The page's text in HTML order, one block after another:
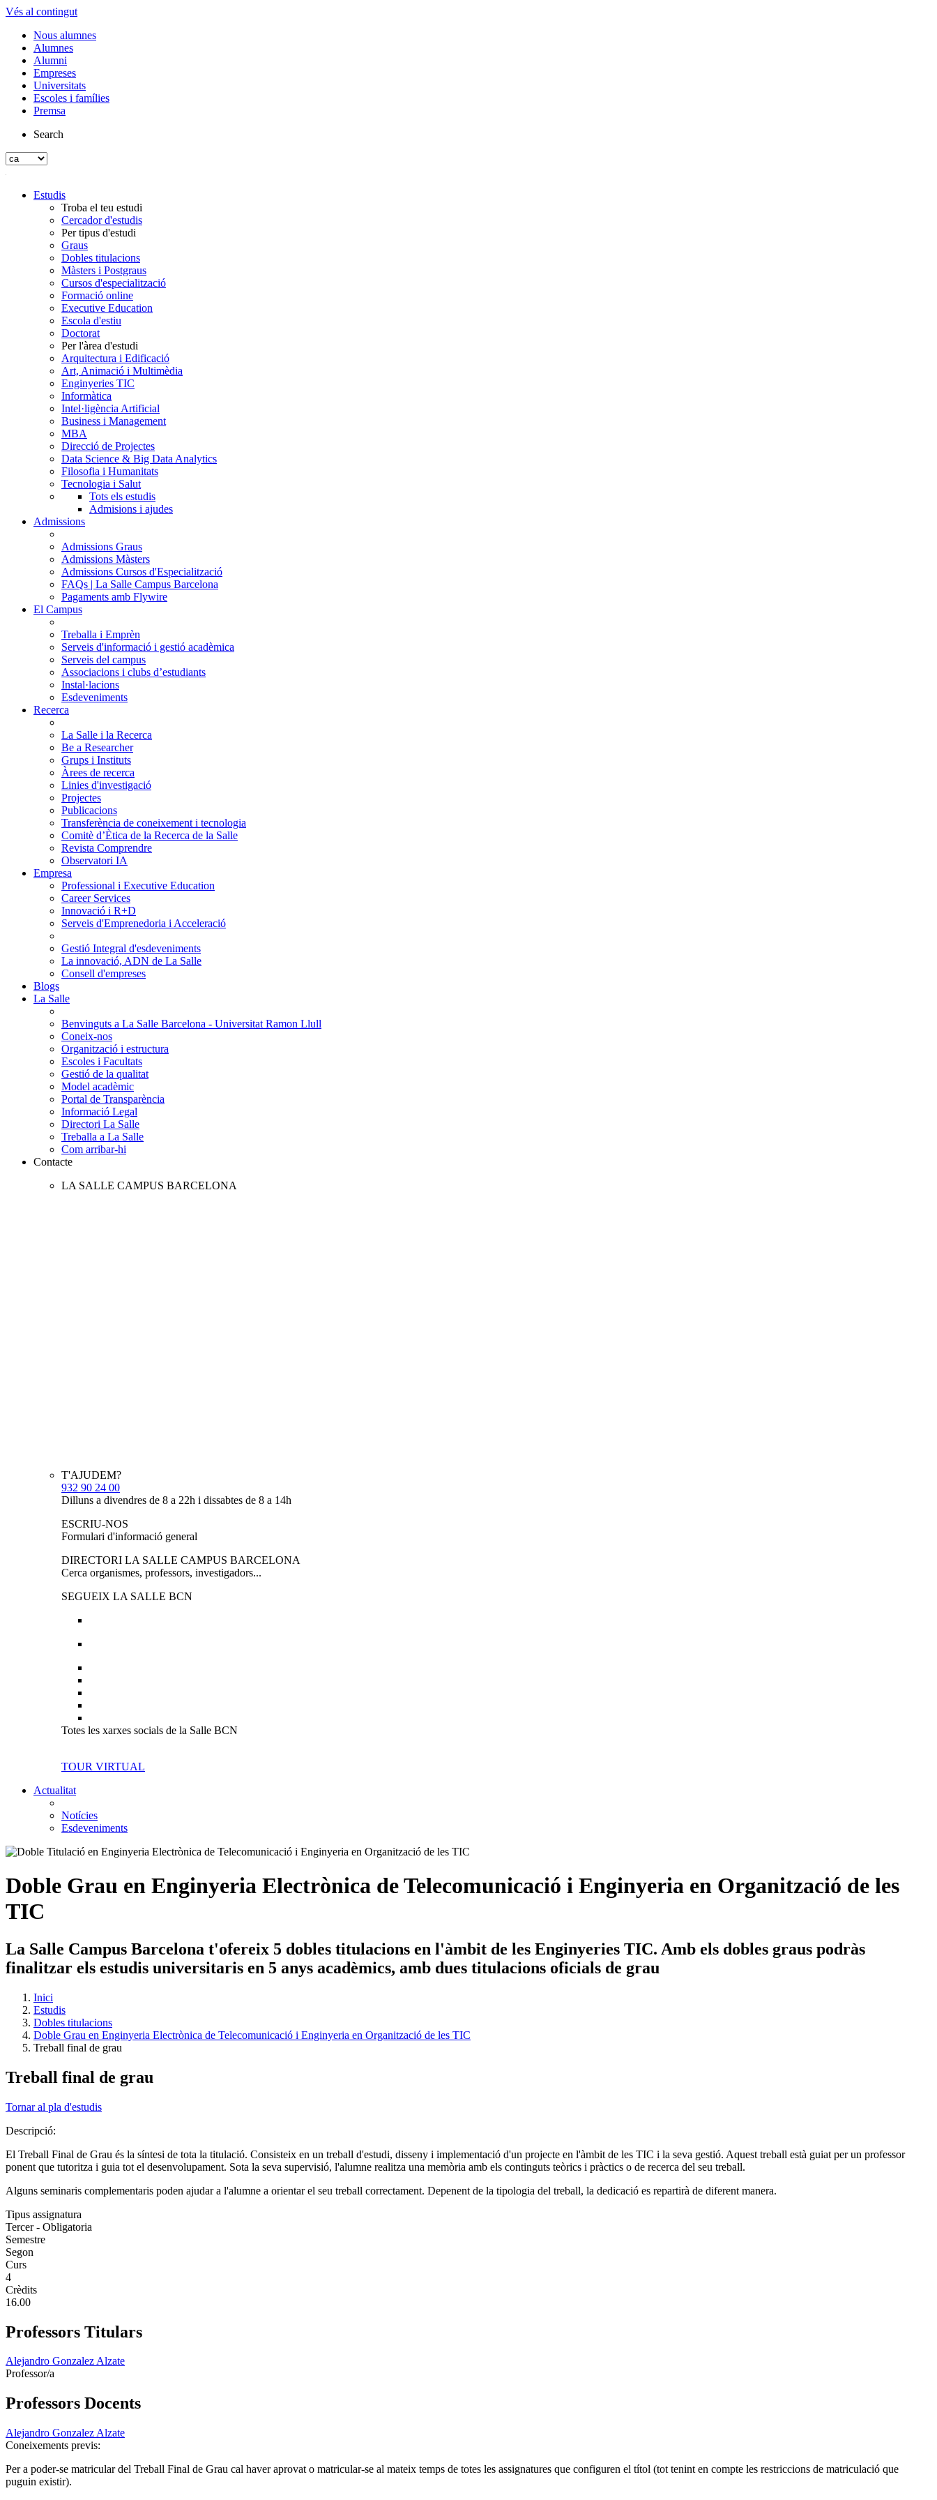
Vés al contingut
Nous alumnes
Alumnes
Alumni
Empreses
Universitats
Escoles i famílies
Premsa
Search
Estudis
Troba el teu estudi
Cercador d'estudis
Per tipus d'estudi
Graus
Dobles titulacions
Màsters i Postgraus
Cursos d'especialització
Formació online
Executive Education
Escola d'estiu
Doctorat
Per l'àrea d'estudi
Arquitectura i Edificació
Art, Animació i Multimèdia
Enginyeries TIC
Informàtica
Intel·ligència Artificial
Business i Management
MBA
Direcció de Projectes
Data Science & Big Data Analytics
Filosofia i Humanitats
Tecnologia i Salut
Tots els estudis
Admisions i ajudes
Admissions
Admissions Graus
Admissions Màsters
Admissions Cursos d'Especialització
FAQs | La Salle Campus Barcelona
Pagaments amb Flywire
El Campus
Treballa i Emprèn
Serveis d'informació i gestió acadèmica
Serveis del campus
Associacions i clubs d’estudiants
Instal·lacions
Esdeveniments
Recerca
La Salle i la Recerca
Be a Researcher
Grups i Instituts
Àrees de recerca
Linies d'investigació
Projectes
Publicacions
Transferència de coneixement i tecnologia
Comitè d’Ètica de la Recerca de la Salle
Revista Comprendre
Observatori IA
Empresa
Professional i Executive Education
Career Services
Innovació i R+D
Serveis d'Emprenedoria i Acceleració
Gestió Integral d'esdeveniments
La innovació, ADN de La Salle
Consell d'empreses
Blogs
La Salle
Benvinguts a La Salle Barcelona - Universitat Ramon Llull
Coneix-nos
Organització i estructura
Escoles i Facultats
Gestió de la qualitat
Model acadèmic
Portal de Transparència
Informació Legal
Directori La Salle
Treballa a La Salle
Com arribar-hi
Contacte
LA SALLE CAMPUS BARCELONA
T'AJUDEM?
932 90 24 00
Dilluns a divendres de 8 a 22h i dissabtes de 8 a 14h
ESCRIU-NOS
Formulari d'informació general
DIRECTORI LA SALLE CAMPUS BARCELONA
Cerca organismes, professors, investigadors...
SEGUEIX LA SALLE BCN
Totes les xarxes socials de la Salle BCN
TOUR VIRTUAL
Actualitat
Notícies
Esdeveniments
Doble Grau en Enginyeria Electrònica de Telecomunicació i Enginyeria en Organització de les
TIC
La Salle Campus Barcelona t'ofereix 5 dobles titulacions en l'àmbit de les Enginyeries TIC. Amb els dobles graus podràs
finalitzar els estudis universitaris en 5 anys acadèmics, amb dues titulacions oficials de grau
Inici
Estudis
Dobles titulacions
Doble Grau en Enginyeria Electrònica de Telecomunicació i Enginyeria en Organització de les TIC
Treball final de grau
Treball final de grau
Tornar al pla d'estudis
Descripció:
El Treball Final de Grau és la síntesi de tota la titulació. Consisteix en un treball d'estudi, disseny i implementació d'un projecte en l'àmbit de les TIC i la seva gestió. Aquest treball està guiat per un professor
ponent que tutoritza i guia tot el desenvolupament. Sota la seva supervisió, l'alumne realitza una memòria amb els continguts teòrics i pràctics o de recerca del seu treball.
Alguns seminaris complementaris poden ajudar a l'alumne a orientar el seu treball correctament. Depenent de la tipologia del treball, la dedicació es repartirà de diferent manera.
Tipus assignatura
Tercer - Obligatoria
Semestre
Segon
Curs
4
Crèdits
16.00
Professors Titulars
Alejandro Gonzalez Alzate
Professor/a
Professors Docents
Alejandro Gonzalez Alzate
Coneixements previs:
Per a poder‐se matricular del Treball Final de Grau cal haver aprovat o matricular‐se al mateix temps de totes les assignatures que configuren el títol (tot tenint en compte les restriccions de matriculació que
puguin existir).